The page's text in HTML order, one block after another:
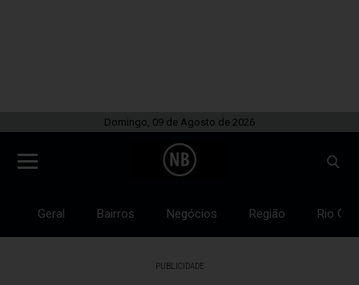
Domingo, 09 de Agosto de 2026
Geral Bairros Negócios Região Rio
PUBLICIDADE